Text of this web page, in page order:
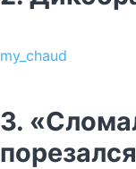
my_chaud
3.